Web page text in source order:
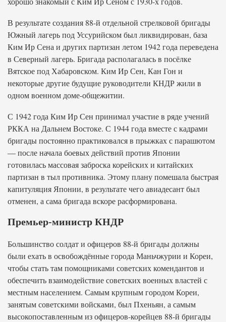
В результате создания 88-й отдельной стрелковой бригады
Южный лагерь под Уссурийском был ликвидирован, база
Ким Ир Сена и других партизан летом 1942 года переведена
в Северный лагерь. Бригада располагалась в посёлке
Вятское под Хабаровском. Ким Ир Сен, Кан Гон и
некоторые другие будущие руководители КНДР жили в
одном военном доме-общежитии.
С 1942 года Ким Ир Сен принимал участие в ряде учений
РККА на Дальнем Востоке. С 1944 года вместе с кадрами
бригады постоянно практиковался в прыжках с парашютом
— после начала боевых действий против Японии
готовилась массовая заброска корейских и китайских
партизан в тыл противника. Этому плану помешала быстрая
капитуляция Японии, в результате чего авиадесант был
отменен, а сама бригада вскоре расформирована.
Премьер-министр КНДР
Большинство солдат и офицеров 88-й бригады должны
были ехать в освобождённые города Маньчжурии и Кореи,
чтобы стать там помощниками советских комендантов и
обеспечить взаимодействие советских военных властей с
местным населением. Самым крупным городом Кореи,
занятым советскими войсками, был Пхеньян, а самым
высокопоставленным из офицеров-корейцев 88-й бригады